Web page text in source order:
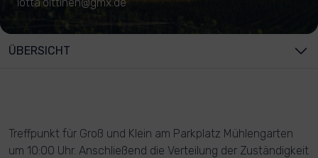
ÜBERSICHT
Treffpunkt für Groß und Klein am Parkplatz Mühlengarten
um 10:00 Uhr. Anschließend die Verteilung der Zuständigkeit